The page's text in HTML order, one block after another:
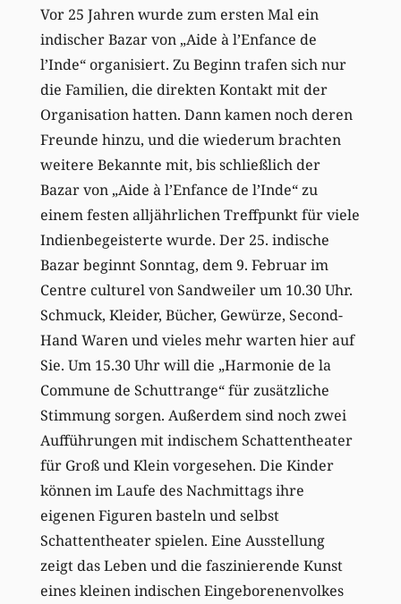
Vor 25 Jahren wurde zum ersten Mal ein
indischer Bazar von „Aide à l’Enfance de
l’Inde“ organisiert. Zu Beginn trafen sich nur
die Familien, die direkten Kontakt mit der
Organisation hatten. Dann kamen noch deren
Freunde hinzu, und die wiederum brachten
weitere Bekannte mit, bis schließlich der
Bazar von „Aide à l’Enfance de l’Inde“ zu
einem festen alljährlichen Treffpunkt für viele
Indienbegeisterte wurde. Der 25. indische
Bazar beginnt Sonntag, dem 9. Februar im
Centre culturel von Sandweiler um 10.30 Uhr.
Schmuck, Kleider, Bücher, Gewürze, Second-
Hand Waren und vieles mehr warten hier auf
Sie. Um 15.30 Uhr will die „Harmonie de la
Commune de Schuttrange“ für zusätzliche
Stimmung sorgen. Außerdem sind noch zwei
Aufführungen mit indischem Schattentheater
für Groß und Klein vorgesehen. Die Kinder
können im Laufe des Nachmittags ihre
eigenen Figuren basteln und selbst
Schattentheater spielen. Eine Ausstellung
zeigt das Leben und die faszinierende Kunst
eines kleinen indischen Eingeborenenvolkes